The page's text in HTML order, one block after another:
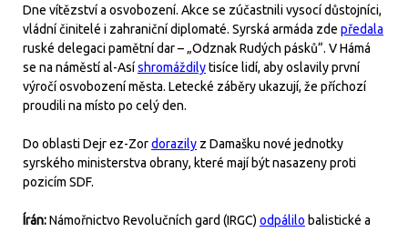
Dne vítězství a osvobození. Akce se zúčastnili vysocí důstojníci,
vládní činitelé i zahraniční diplomaté. Syrská armáda zde předala
ruské delegaci pamětní dar – „Odznak Rudých pásků“. V Hámá
se na náměstí al-Asíshromáždilytisíce lidí, aby oslavily první
výročí osvobození města. Letecké záběry ukazují, že příchozí
proudili na místo po celý den.
Do oblasti Dejr ez-Zordorazily z Damašku nové jednotky
syrského ministerstva obrany, které mají být nasazeny proti
pozicím SDF.
Írán:Námořnictvo Revolučních gard (IRGC) odpálilo balistické a